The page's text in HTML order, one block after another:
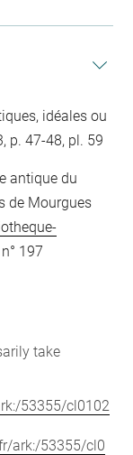
idéales ou
p. 47-48, pl. 59
antique du
de Mourgues
197
take
53355/cl0102
ark:/53355/cl0